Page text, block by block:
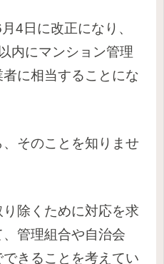
4日に改正になり、
内にマンション管理
に相当することにな
そのことを知りませ
除くために対応を求
管理組合や自治会
きることを考えてい